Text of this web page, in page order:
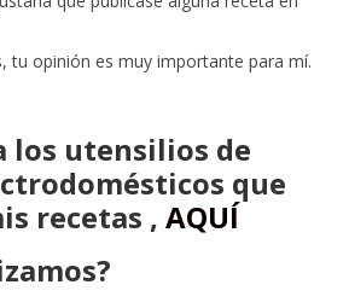
tu opinión es muy importante para mí.
los utensilios de
que
recetas , AQUÍ